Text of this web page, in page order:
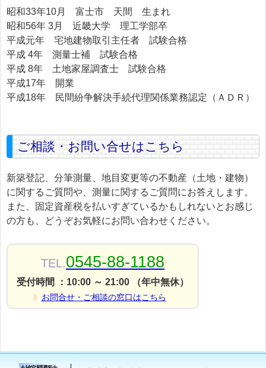
昭和33年10月 富士市 天間 生まれ
昭和56年 3月 近畿大学 理工学部卒
平成元年 宅地建物取引主任者 試験合格
平成 4年 測量士補 試験合格
平成 8年 土地家屋調査士 試験合格
平成17年 開業
平成18年 民間紛争解決手続代理関係業務認定（ＡＤＲ）
ご相談・お問い合せはこちら
新築登記、分筆測量、地目変更等の不動産（土地・建物）
に関するご質問や、測量に関するご質問にお答えします。
また、固定資産税を払いすぎているかもしれないとお感じ
の方も、どうぞお気軽にお問い合わせください。
TEL.0545-88-1188
受付時間 ：10:00 ～ 21:00 （年中無休）
お問合せ・ご相談の窓口はこちら